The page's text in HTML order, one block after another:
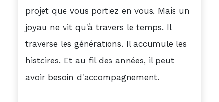
projet que vous portiez en vous. Mais un
joyau ne vit qu'à travers le temps. Il
traverse les générations. Il accumule les
histoires. Et au fil des années, il peut
avoir besoin d'accompagnement.